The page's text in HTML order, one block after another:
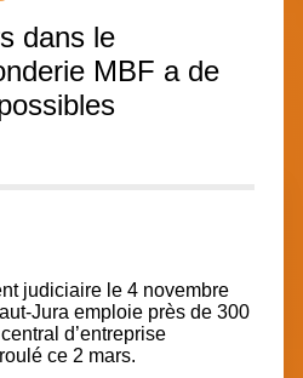
dans le
MBF a de
judiciaire le 4 novembre
Jura emploie près de 300
d’entreprise
ce 2 mars.